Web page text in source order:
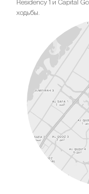
Residency 1 и Capital
ходьбы.